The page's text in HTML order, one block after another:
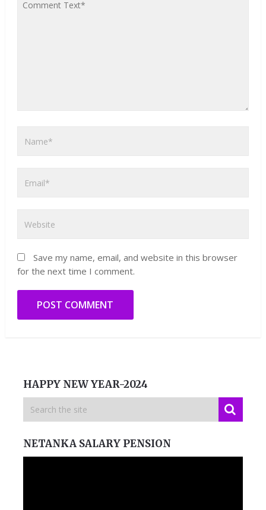
Save my name, email, and website in this browser
for the next time I comment.
HAPPY NEW YEAR-2024
NETANKA SALARY PENSION